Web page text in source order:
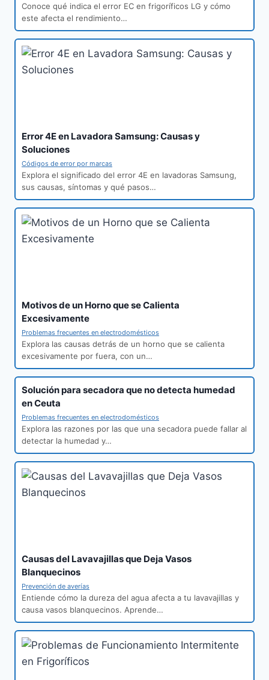
Conoce qué indica el error EC en frigoríficos LG y cómo
este afecta el rendimiento…
Error 4E en Lavadora Samsung: Causas y
Soluciones
Códigos de error por marcas
Explora el significado del error 4E en lavadoras Samsung,
sus causas, síntomas y qué pasos…
Motivos de un Horno que se Calienta
Excesivamente
Problemas frecuentes en electrodomésticos
Explora las causas detrás de un horno que se calienta
excesivamente por fuera, con un…
Solución para secadora que no detecta humedad
en Ceuta
Problemas frecuentes en electrodomésticos
Explora las razones por las que una secadora puede fallar al
detectar la humedad y…
Causas del Lavavajillas que Deja Vasos
Blanquecinos
Prevención de averías
Entiende cómo la dureza del agua afecta a tu lavavajillas y
causa vasos blanquecinos. Aprende…